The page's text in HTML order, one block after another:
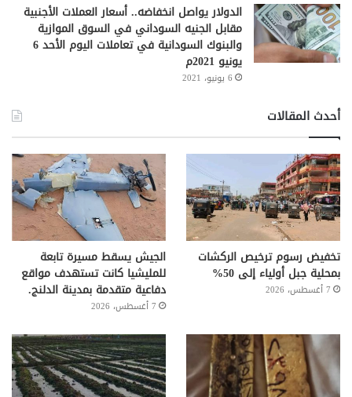
الدولار يواصل انخفاضه.. أسعار العملات الأجنبية
مقابل الجنيه السوداني في السوق الموازية
والبنوك السودانية في تعاملات اليوم الأحد 6
يونيو 2021م
6 يونيو، 2021
أحدث المقالات
تخفيض رسوم ترخيص الركشات
بمحلية جبل أولياء إلى 50%
7 أغسطس، 2026
الجيش يسقط مسيرة تابعة
للمليشيا كانت تستهدف مواقع
دفاعية متقدمة بمدينة الدلنج.
7 أغسطس، 2026